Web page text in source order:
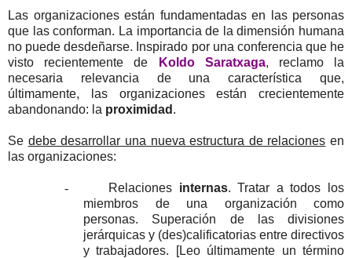
Las organizaciones están fundamentadas en las personas
que las conforman. La importancia de la dimensión humana
no puede desdeñarse. Inspirado por una conferencia que he
visto recientemente de
Koldo Saratxaga, reclamo la
necesaria relevancia de una característica que,
últimamente, las organizaciones están crecientemente
abandonando: la proximidad .
Se debe desarrollar una nueva estructura de relaciones en
las organizaciones:
- Relaciones internas. Tratar a todos los
miembros de una organización como
personas. Superación de las divisiones
jerárquicas y (des)calificatorias entre directivos
y trabajadores. [Leo últimamente un término